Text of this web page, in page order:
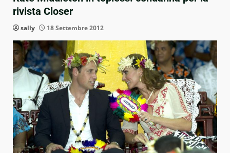
rivista Closer
sally 18 Settembre 2012